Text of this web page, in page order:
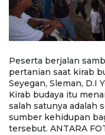
Peserta berjalan
pertanian saat kirab
Seyegan, Sleman, D.I
Kirab budaya itu
salah satunya adalah
sumber kehidupan
tersebut. ANTARA